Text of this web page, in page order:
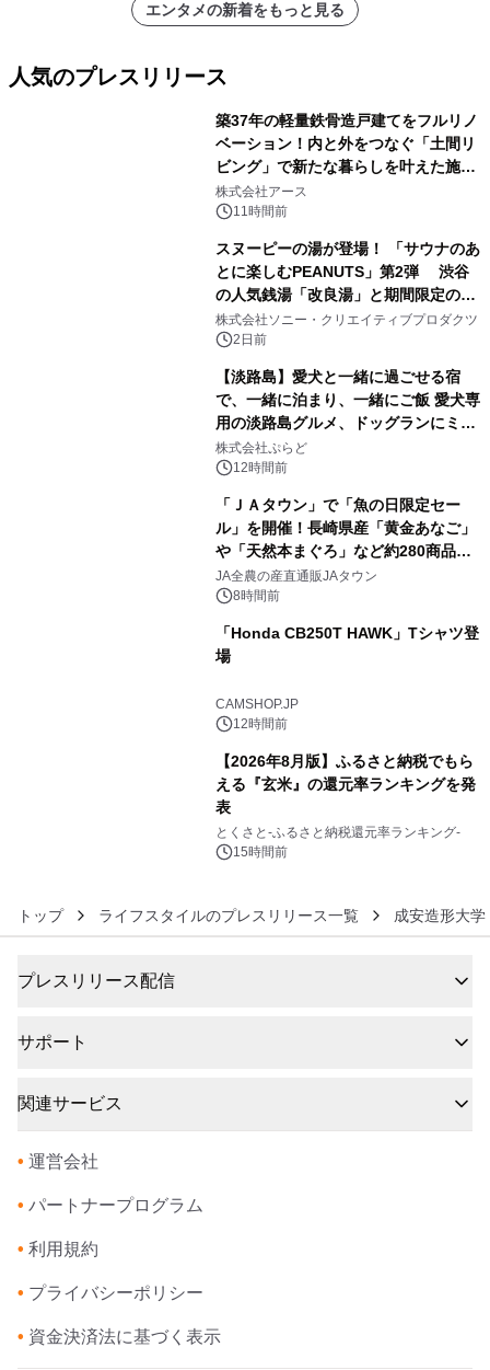
エンタメの新着をもっと見る
人気のプレスリリース
築37年の軽量鉄骨造戸建てをフルリノ
ベーション！内と外をつなぐ「土間リ
ビング」で新たな暮らしを叶えた施工
事例を株式会社アースが公開
株式会社アース
11時間前
スヌーピーの湯が登場！ 「サウナのあ
とに楽しむPEANUTS」第2弾 渋谷
の人気銭湯「改良湯」と期間限定のコ
ラボレーション サウナイキタイコラ
ボグッズも発売決定！
株式会社ソニー・クリエイティブプロダクツ
2日前
【淡路島】愛犬と一緒に過ごせる宿
で、一緒に泊まり、一緒にご飯 愛犬専
用の淡路島グルメ、ドッグランにミニ
プール グランピングとトレーラーハウ
スの2施設で
株式会社ぷらど
12時間前
「ＪＡタウン」で「魚の日限定セー
ル」を開催！長崎県産「黄金あなご」
や「天然本まぐろ」など約280商品を
販売！～毎月１０日の定例企画～
JA全農の産直通販JAタウン
8時間前
「Honda CB250T HAWK」Tシャツ登
場
CAMSHOP.JP
12時間前
【2026年8月版】ふるさと納税でもら
える『玄米』の還元率ランキングを発
表
とくさと-ふるさと納税還元率ランキング-
15時間前
トップ ライフスタイルのプレスリリース一覧 成安造形大学
プレスリリース配信
サポート
関連サービス
• 運営会社
• パートナープログラム
• 利用規約
• プライバシーポリシー
• 資金決済法に基づく表示